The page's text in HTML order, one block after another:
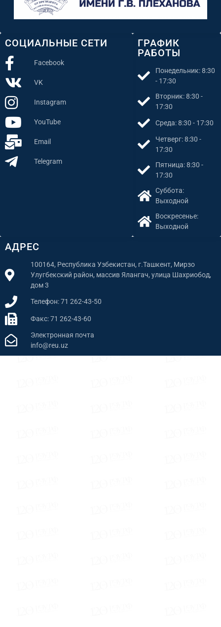
АДРЕС
100164, Республика Узбекистан, г.Ташкент, Мирзо
Улугбекский район, массив Ялангач, улица Шахриобод,
дом 3
Телефон: 71 262-43-50
Факс: 71 262-43-60
Электронная почта
info@reu.uz
ГРАФИК
РАБОТЫ
Понедельник: 8:30
- 17:30
Вторник: 8:30 -
17:30
Среда: 8:30 - 17:30
Четверг: 8:30 -
17:30
Пятница: 8:30 -
17:30
Суббота:
Выходной
Воскресенье:
Выходной
СОЦИАЛЬНЫЕ СЕТИ
Facebook
VK
Instagram
YouTube
Email
Telegram